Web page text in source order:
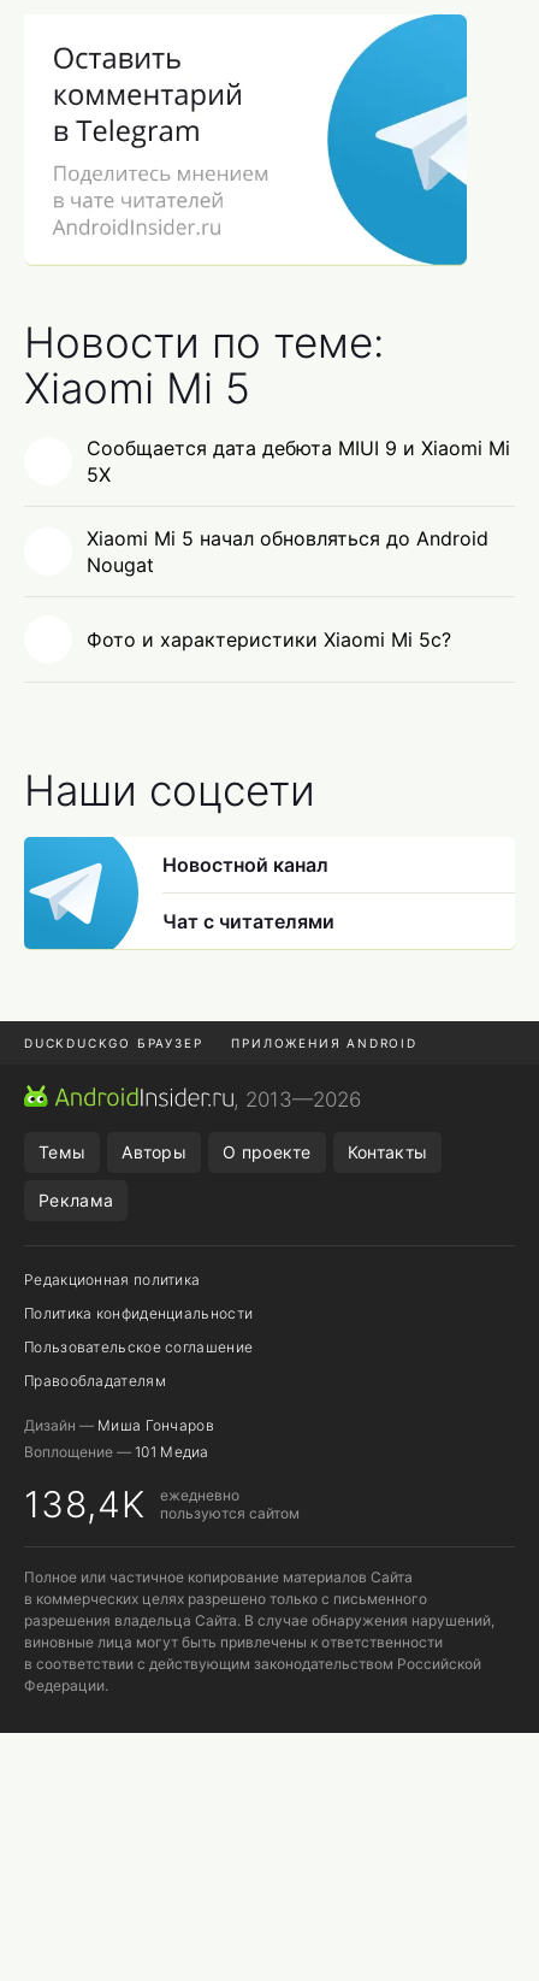
Новости по теме:
Xiaomi Mi 5
Сообщается дата дебюта MIUI 9 и Xiaomi Mi
5X
Xiaomi Mi 5 начал обновляться до Android
Nougat
Фото и характеристики Xiaomi Mi 5c?
Наши соцсети
Новостной канал
Чат с читателями
DUCKDUCKGO БРАУЗЕР ПРИЛОЖЕНИЯ ANDROID
CHROME БРАУЗЕР
, 2013—2026
Темы Авторы О проекте Контакты
Реклама
Редакционная политика
Политика конфиденциальности
Пользовательское соглашение
Правообладателям
Дизайн — Миша Гончаров
Воплощение — 101 Медиа
138,4K
ежедневно
пользуются сайтом
Полное или частичное копирование материалов Сайта
в коммерческих целях разрешено только с письменного
разрешения владельца Сайта. В случае обнаружения нарушений,
виновные лица могут быть привлечены к ответственности
в соответствии с действующим законодательством Российской
Федерации.